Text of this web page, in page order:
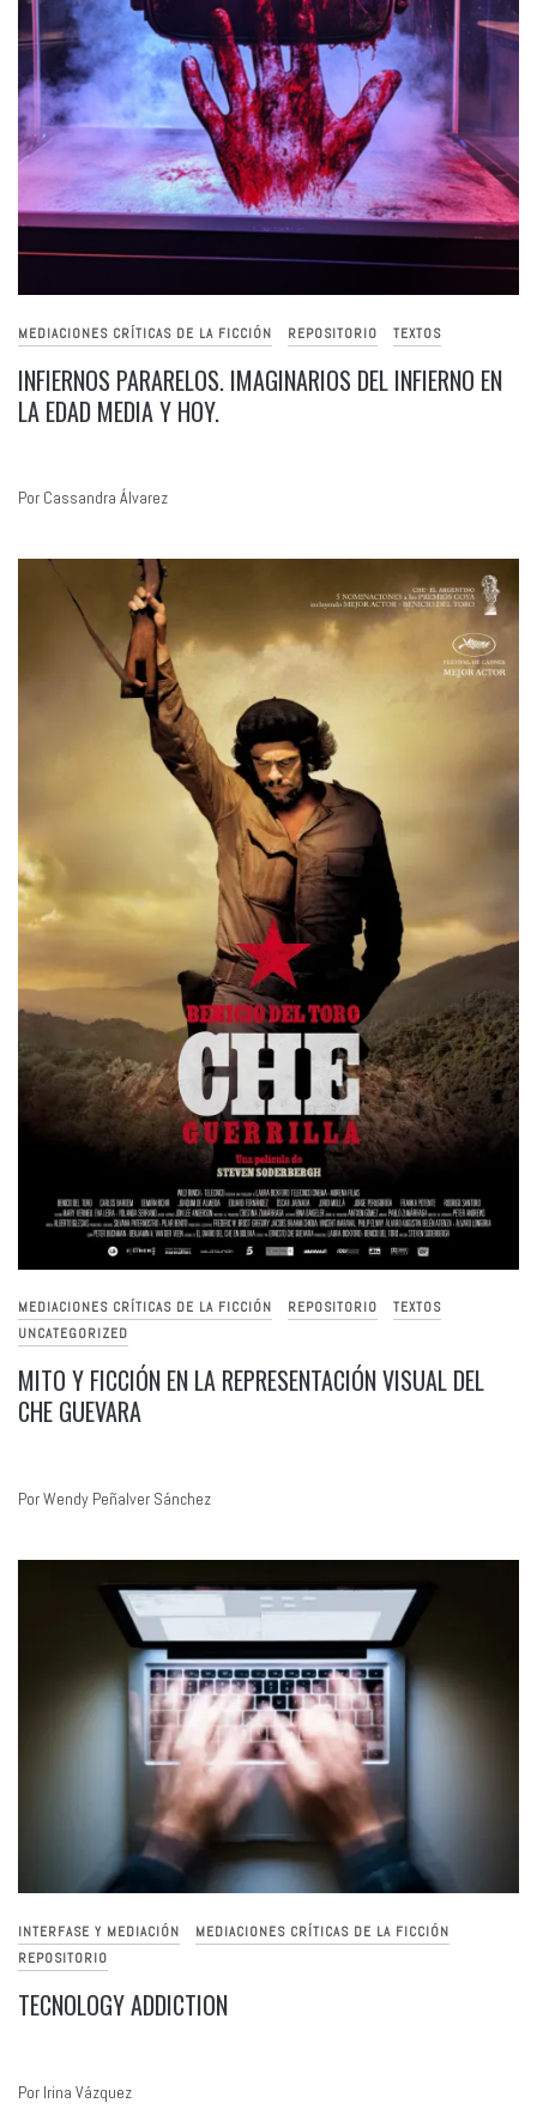
MEDIACIONES CRÍTICAS DE LA FICCIÓN REPOSITORIO TEXTOS
INFIERNOS PARARELOS. IMAGINARIOS DEL INFIERNO EN
LA EDAD MEDIA Y HOY.
Por Cassandra Álvarez
MEDIACIONES CRÍTICAS DE LA FICCIÓN REPOSITORIO
TEXTOS
UNCATEGORIZED
MITO Y FICCIÓN EN LA REPRESENTACIÓN VISUAL DEL
CHE GUEVARA
Por Wendy Peñalver Sánchez
INTERFASE Y MEDIACIÓN
MEDIACIONES CRÍTICAS DE LA FICCIÓN
REPOSITORIO
TECNOLOGY ADDICTION
Por Irina Vázquez